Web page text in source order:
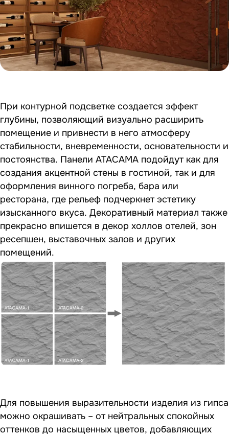
При контурной подсветке создается эффект
глубины, позволяющий визуально расширить
помещение и привнести в него атмосферу
стабильности, вневременности, основательности и
постоянства. Панели ATACAMA подойдут как для
создания акцентной стены в гостиной, так и для
оформления винного погреба, бара или
ресторана, где рельеф подчеркнет эстетику
изысканного вкуса. Декоративный материал также
прекрасно впишется в декор холлов отелей, зон
ресепшен, выставочных залов и других
помещений.
Для повышения выразительности изделия из гипса
можно окрашивать – от нейтральных спокойных
оттенков до насыщенных цветов, добавляющих